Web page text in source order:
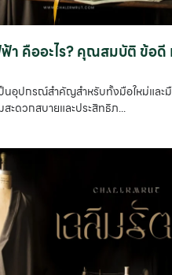
ฟ้า คืออะไร? คุณสมบัติ ข้อดี
ป็นอุปกรณ์สำคัญสำหรับทั้งมือใหม่และ
ะดวกสบายและประสิทธิภ...